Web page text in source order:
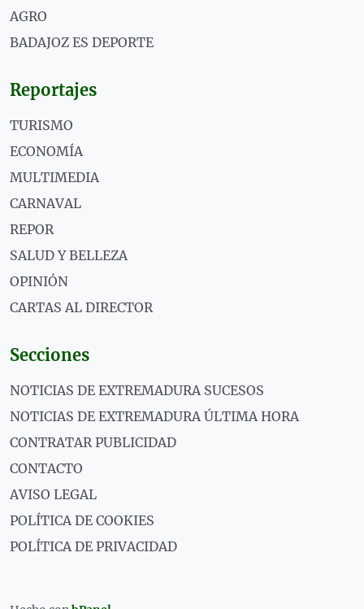
AGRO
BADAJOZ ES DEPORTE
Reportajes
TURISMO
ECONOMÍA
MULTIMEDIA
CARNAVAL
REPOR
SALUD Y BELLEZA
OPINIÓN
CARTAS AL DIRECTOR
Secciones
NOTICIAS DE EXTREMADURA SUCESOS
NOTICIAS DE EXTREMADURA ÚLTIMA HORA
CONTRATAR PUBLICIDAD
CONTACTO
AVISO LEGAL
POLÍTICA DE COOKIES
POLÍTICA DE PRIVACIDAD